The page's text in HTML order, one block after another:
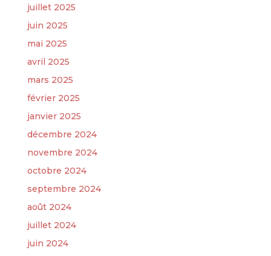
juillet 2025
juin 2025
mai 2025
avril 2025
mars 2025
février 2025
janvier 2025
décembre 2024
novembre 2024
octobre 2024
septembre 2024
août 2024
juillet 2024
juin 2024